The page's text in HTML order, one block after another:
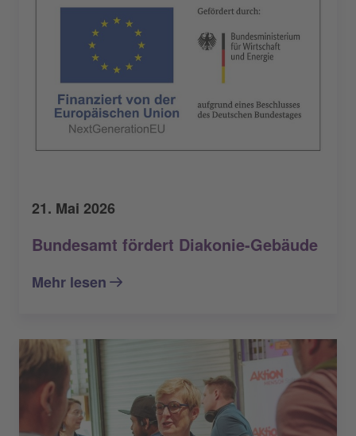
21. Mai 2026
Bundesamt fördert Diakonie-Gebäude
Mehr lesen